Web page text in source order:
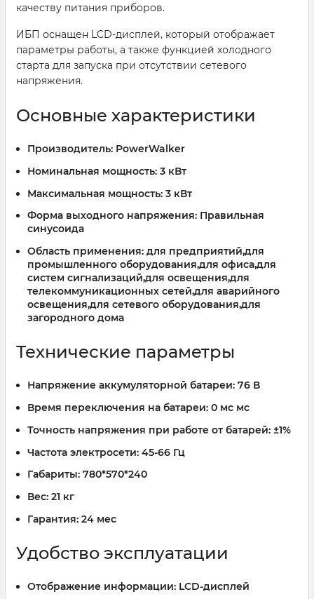
качеству питания приборов.
ИБП оснащен LCD-дисплей, который отображает
параметры работы, а также функцией холодного
старта для запуска при отсутствии сетевого
напряжения.
Основные характеристики
Производитель: PowerWalker
Номинальная мощность: 3 кВт
Максимальная мощность: 3 кВт
Форма выходного напряжения: Правильная
синусоида
Область применения: для предприятий,для
промышленного оборудования,для офиса,для
систем сигнализаций,для освещения,для
телекоммуникационных сетей,для аварийного
освещения,для сетевого оборудования,для
загородного дома
Технические параметры
Напряжение аккумуляторной батареи: 76 В
Время переключения на батареи: 0 мс мс
Точность напряжения при работе от батарей: ±1%
Частота электросети: 45-66 Гц
Габариты: 780*570*240
Вес: 21 кг
Гарантия: 24 мес
Удобство эксплуатации
Отображение информации: LCD-дисплей